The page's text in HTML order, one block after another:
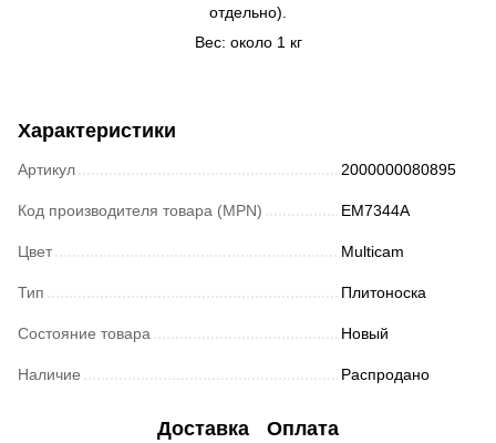
отдельно).
Вес: около 1 кг
Характеристики
Артикул 2000000080895
Код производителя товара (MPN) EM7344A
Цвет Multicam
Тип Плитоноска
Состояние товара Новый
Наличие Распродано
Доставка Оплата